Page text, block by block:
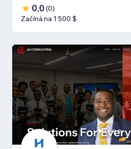
0,0 (0)
Začíná na 1 500 $